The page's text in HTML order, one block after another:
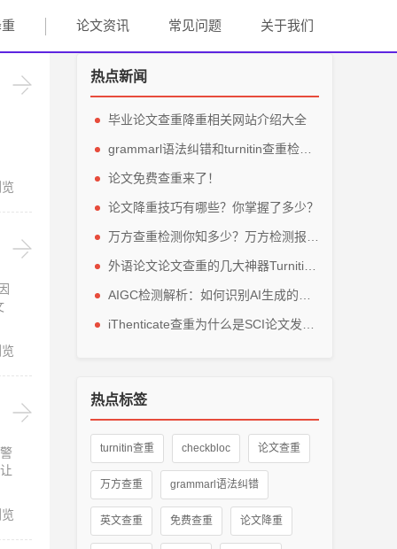
论文资讯 常见问题 关于我们
热点新闻
毕业论文查重降重相关网站介绍大全
论文免费查重来了！
论文降重技巧有哪些？你掌握了多少？
热点标签
turnitin查重 checkbloc 论文查重
万方查重 grammarl语法纠错
英文查重 免费查重 论文降重